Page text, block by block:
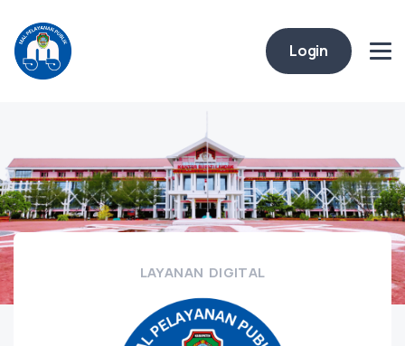
Login
LAYANAN DIGITAL